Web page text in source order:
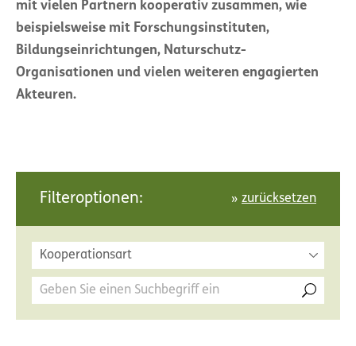
mit vielen Partnern kooperativ zusammen, wie
beispielsweise mit Forschungsinstituten,
Bildungseinrichtungen, Naturschutz-
Organisationen und vielen weiteren engagierten
Akteuren.
Filteroptionen: zurücksetzen
Kooperationsart